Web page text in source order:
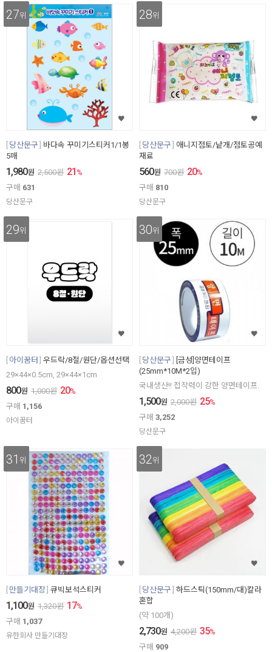
27위
당산문구
바다속 꾸미기스티커1/1봉
5매
1,980원 2,500원 21 %
구매 631
당산문구
28위
당산문구
애니지점토/낱개/점토공예
재료
560원 700원 20%
구매 810
당산문구
29위
아이꿈터 우드락/8절/원단/옵션선택
29×44×0.5cm, 29×44×1cm
800원 1,000원 20%
구매 1,156
아이꿈터
30위
당산문구
[금성]양면테이프
(25mm*10M*2입)
국내생산!! 접착력이 강한 양면테이프.
1,500원 2,000원 25%
구매 3,252
당산문구
31 위
만들기대장 큐빅보석스티커
1,100원 1,320원 17%
구매 1,037
유한회사 만들기대장
32위
당산문구 하드스틱(150mm/대)칼라
혼합
(약 100개)
2,730원 4,200원 35%
구매 909